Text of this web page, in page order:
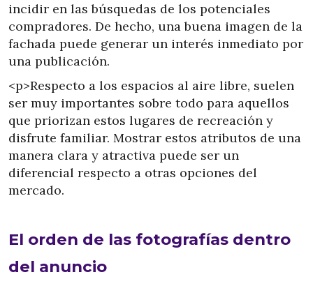
incidir en las búsquedas de los potenciales
compradores. De hecho, una buena imagen de la
fachada puede generar un interés inmediato por
una publicación.
<p>Respecto a los espacios al aire libre, suelen
ser muy importantes sobre todo para aquellos
que priorizan estos lugares de recreación y
disfrute familiar. Mostrar estos atributos de una
manera clara y atractiva puede ser un
diferencial respecto a otras opciones del
mercado.
El orden de las fotografías dentro
del anuncio